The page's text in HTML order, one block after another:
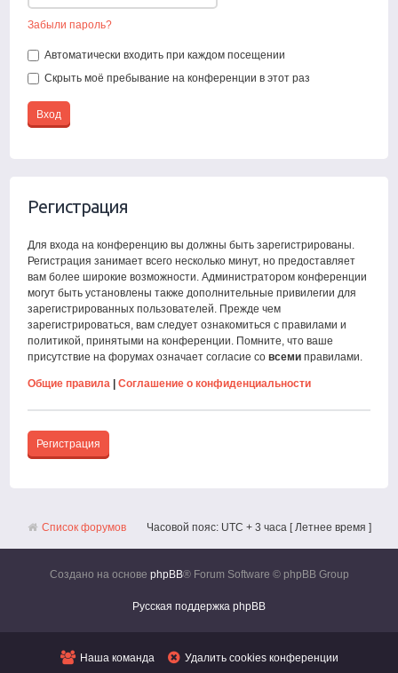
Забыли пароль?
Автоматически входить при каждом посещении
Скрыть моё пребывание на конференции в этот раз
Регистрация
Для входа на конференцию вы должны быть зарегистрированы.
Регистрация занимает всего несколько минут, но предоставляет
вам более широкие возможности. Администратором конференции
могут быть установлены также дополнительные привилегии для
зарегистрированных пользователей. Прежде чем
зарегистрироваться, вам следует ознакомиться с правилами и
политикой, принятыми на конференции. Помните, что ваше
присутствие на форумах означает согласие совсеми правилами.
Общие правила |Соглашение о конфиденциальности
Регистрация
Список форумов Часовой пояс: UTC + 3 часа [ Летнее время ]
Создано на основе phpBB® Forum Software © phpBB Group
Русская поддержка phpBB
Наша команда Удалить cookies конференции